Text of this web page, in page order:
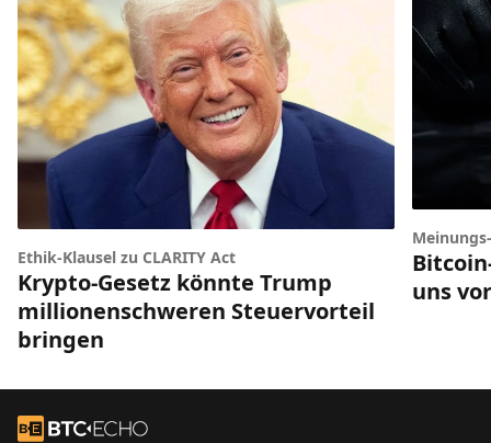
Ethik-Klausel zu CLARITY Act
Krypto-Gesetz könnte Trump
millionenschweren Steuervorteil
bringen
uns
Zur Startseite